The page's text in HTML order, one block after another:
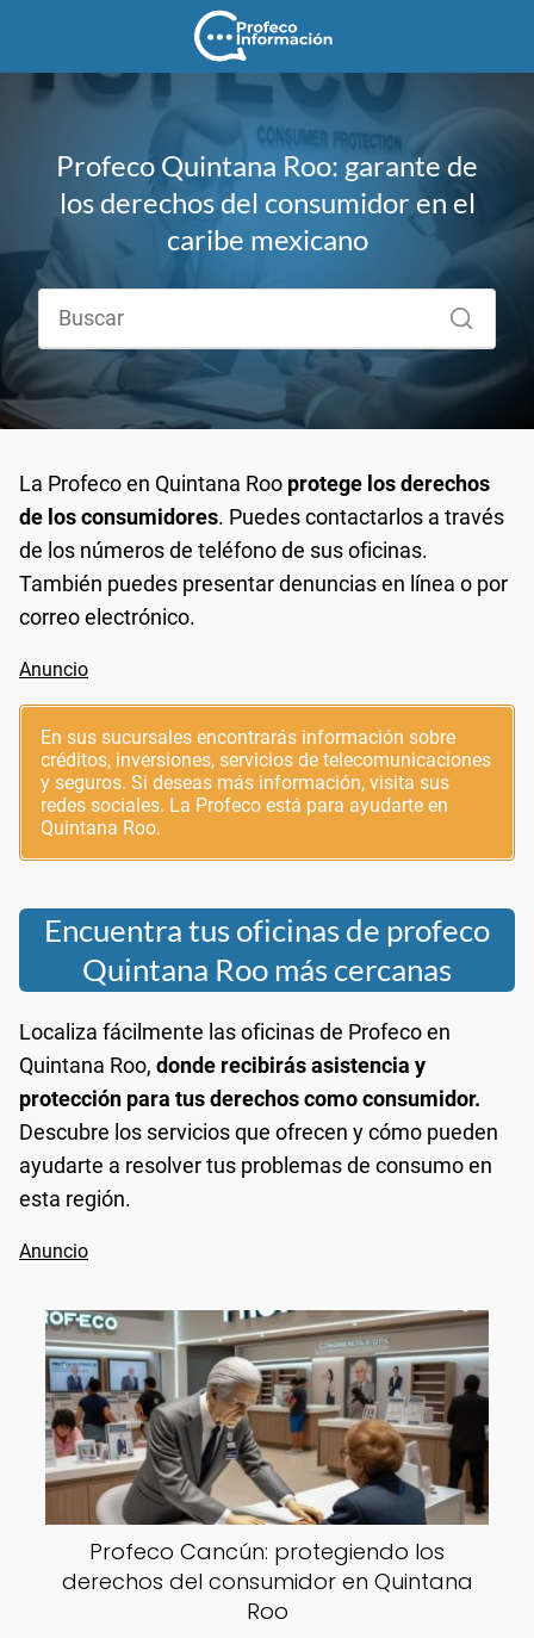
Profeco Quintana Roo: garante de
los derechos del consumidor en el
caribe mexicano
La Profeco en Quintana Roo protege los derechos
de los consumidores. Puedes contactarlos a través
de los números de teléfono de sus oficinas.
También puedes presentar denuncias en línea o por
correo electrónico.
En sus sucursales encontrarás información sobre
créditos, inversiones, servicios de telecomunicaciones
y seguros. Si deseas más información, visita sus
redes sociales. La Profeco está para ayudarte en
Quintana Roo.
Encuentra tus oficinas de profeco
Quintana Roo más cercanas
Localiza fácilmente las oficinas de Profeco en
Quintana Roo, donde recibirás asistencia y
protección para tus derechos como consumidor.
Descubre los servicios que ofrecen y cómo pueden
ayudarte a resolver tus problemas de consumo en
esta región.
Profeco Cancún: protegiendo los
derechos del consumidor en Quintana
Roo